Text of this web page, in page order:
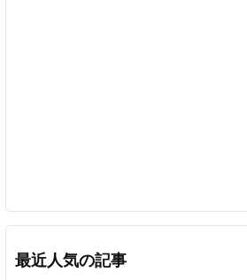
最近人気の記事